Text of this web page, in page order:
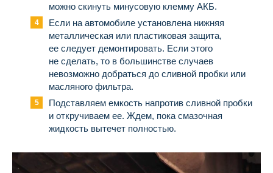
можно скинуть минусовую клемму АКБ.
Если на автомобиле установлена нижняя
металлическая или пластиковая защита,
ее следует демонтировать. Если этого
не сделать, то в большинстве случаев
невозможно добраться до сливной пробки или
масляного фильтра.
Подставляем емкость напротив сливной пробки
и откручиваем ее. Ждем, пока смазочная
жидкость вытечет полностью.